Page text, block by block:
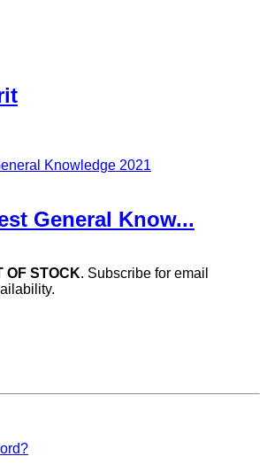
General Know...
OF STOCK. Subscribe for email